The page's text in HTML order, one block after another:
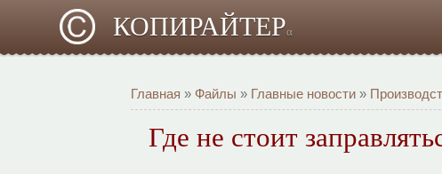
КОПИРАЙТЕРα
Главная » Файлы » Главные новости »
Где не стоит